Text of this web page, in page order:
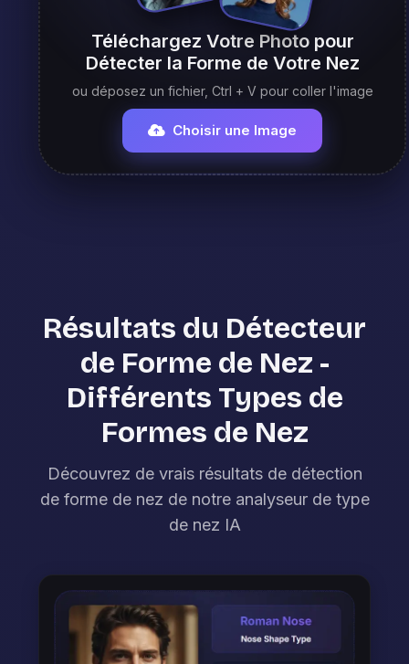
Téléchargez Votre Photo pour
Détecter la Forme de Votre Nez
ou déposez un fichier, Ctrl + V pour coller l'image
Choisir une Image
Résultats du Détecteur
de Forme de Nez -
Différents Types de
Formes de Nez
Découvrez de vrais résultats de détection
de forme de nez de notre analyseur de type
de nez IA